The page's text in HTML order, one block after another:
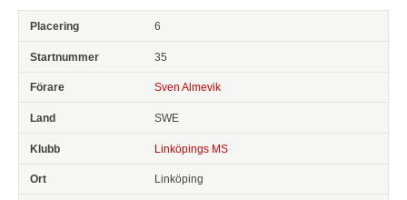
6
35
Sven Almevik
SWE
Linköpings MS
Linköping